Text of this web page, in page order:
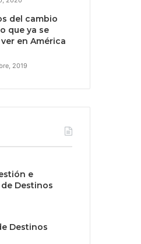
del cambio
que ya se
en América
2019
e
Destinos
Destinos